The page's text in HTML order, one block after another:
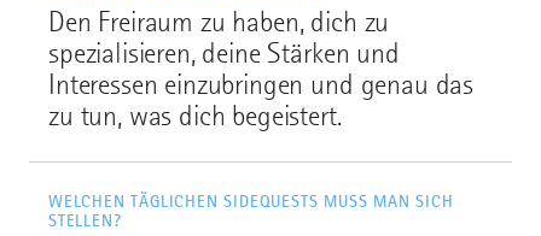
Den Freiraum zu haben, dich zu
spezialisieren, deine Stärken und
Interessen einzubringen und genau das
zu tun, was dich begeistert.
WELCHEN TÄGLICHEN SIDEQUESTS MUSS MAN SICH
STELLEN?